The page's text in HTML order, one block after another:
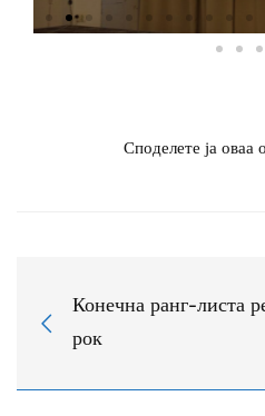
Споделете ја оваа
Конечна ранг-листа
рок